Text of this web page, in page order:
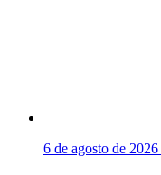
6 de agosto de 2026